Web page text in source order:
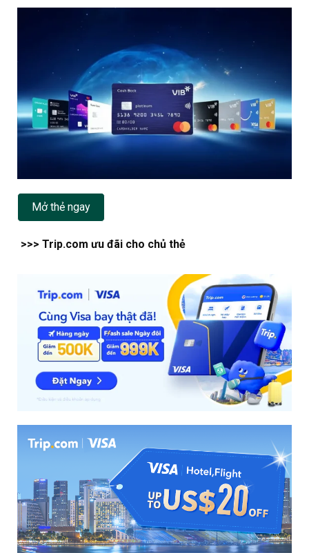
Mở thẻ ngay
>>> Trip.com ưu đãi cho chủ thẻ